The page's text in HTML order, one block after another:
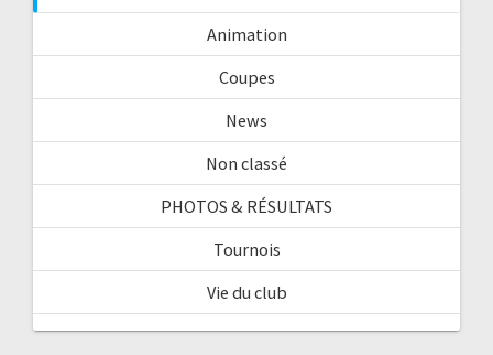
Animation
Coupes
News
Non classé
PHOTOS & RÉSULTATS
Tournois
Vie du club